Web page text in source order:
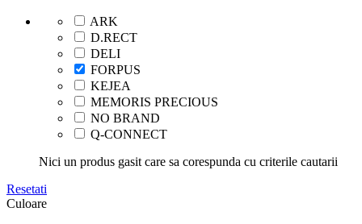
ARK
D.RECT
DELI
FORPUS
KEJEA
MEMORIS PRECIOUS
NO BRAND
Q-CONNECT
Nici un produs gasit care sa corespunda cu criterile cautarii
Resetati
Culoare